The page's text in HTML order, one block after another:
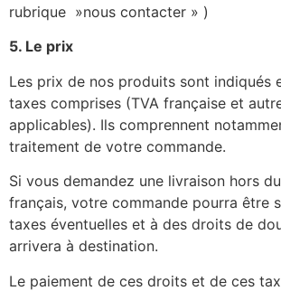
rubrique »nous contacter » )
5. Le prix
Les prix de nos produits sont indiqués
taxes comprises (TVA française et
applicables). Ils comprennent
traitement de votre commande.
Si vous demandez une livraison hors
français, votre commande pourra être
taxes éventuelles et à des droits de
arrivera à destination.
Le paiement de ces droits et de ces